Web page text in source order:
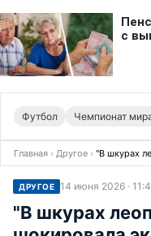
Футбол Чемпионат
Главная › Другое › "В шкурах
ДРУГОЕ 14 июня 2026 ·
"В шкурах